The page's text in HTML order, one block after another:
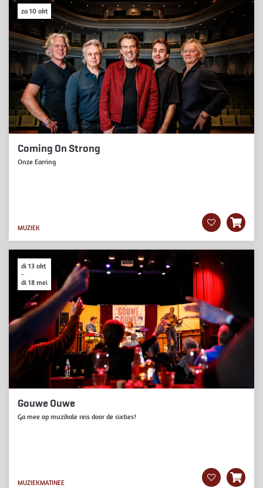
Coming On Strong
Onze Earring
za 10 okt
MUZIEK
Gouwe Ouwe
Ga mee op muzikale reis door de sixties!
di 13 okt
-
di 18 mei
MUZIEKMATINEE